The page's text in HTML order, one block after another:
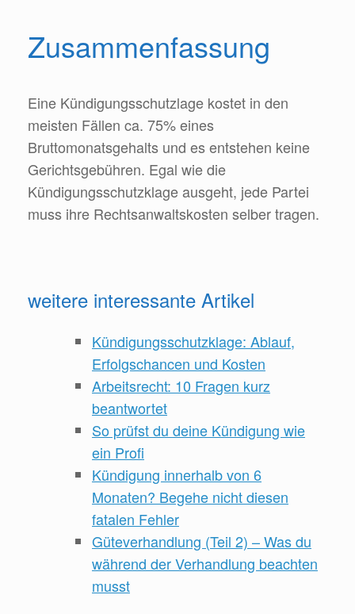
Zusammenfassung
Eine Kündigungsschutzlage kostet in den
meisten Fällen ca. 75% eines
Bruttomonatsgehalts und es entstehen keine
Gerichtsgebühren. Egal wie die
Kündigungsschutzklage ausgeht, jede Partei
muss ihre Rechtsanwaltskosten selber tragen.
weitere interessante Artikel
Kündigungsschutzklage: Ablauf,
Erfolgschancen und Kosten
Arbeitsrecht: 10 Fragen kurz
beantwortet
So prüfst du deine Kündigung wie
ein Profi
Kündigung innerhalb von 6
Monaten? Begehe nicht diesen
fatalen Fehler
Güteverhandlung (Teil 2) – Was du
während der Verhandlung beachten
musst